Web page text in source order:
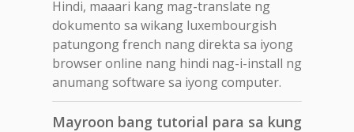
Hindi, maaari kang mag-translate ng
dokumento sa wikang luxembourgish
patungong french nang direkta sa iyong
browser online nang hindi nag-i-install ng
anumang software sa iyong computer.
Mayroon bang tutorial para sa kung